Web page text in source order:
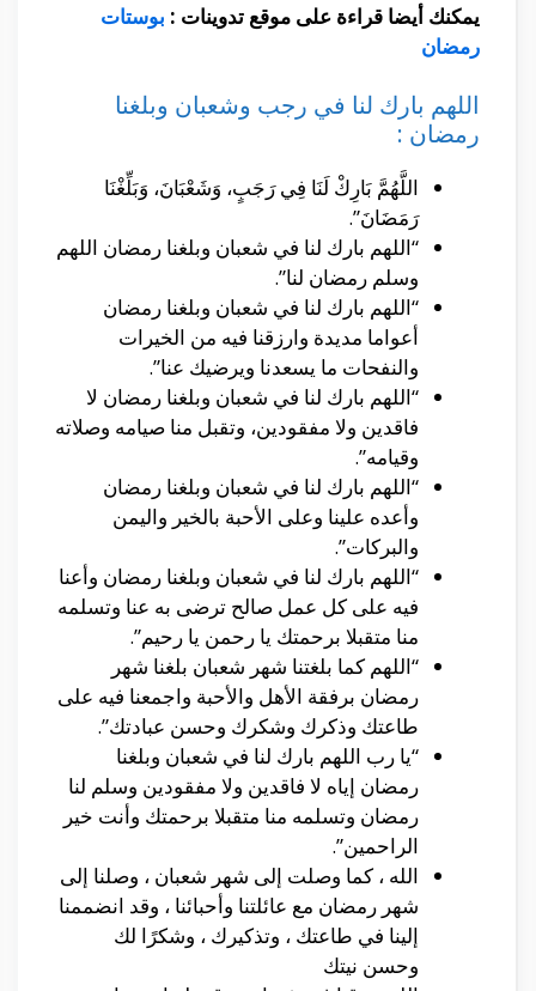
يمكنك أيضا قراءة على موقع تدوينات : بوستات
رمضان
اللهم بارك لنا في رجب وشعبان وبلغنا
رمضان :
اللَّهُمَّ بَارِكْ لَنَا فِي رَجَبٍ، وَشَعْبَانَ، وَبَلِّغْنَا
رَمَضَانَ”.
“اللهم بارك لنا في شعبان وبلغنا رمضان اللهم
وسلم رمضان لنا”.
“اللهم بارك لنا في شعبان وبلغنا رمضان
أعواما مديدة وارزقنا فيه من الخيرات
والنفحات ما يسعدنا ويرضيك عنا”.
“اللهم بارك لنا في شعبان وبلغنا رمضان لا
فاقدين ولا مفقودين، وتقبل منا صيامه وصلاته
وقيامه”.
“اللهم بارك لنا في شعبان وبلغنا رمضان
وأعده علينا وعلى الأحبة بالخير واليمن
والبركات”.
“اللهم بارك لنا في شعبان وبلغنا رمضان وأعنا
فيه على كل عمل صالح ترضى به عنا وتسلمه
منا متقبلا برحمتك يا رحمن يا رحيم”.
“اللهم كما بلغتنا شهر شعبان بلغنا شهر
رمضان برفقة الأهل والأحبة واجمعنا فيه على
طاعتك وذكرك وشكرك وحسن عبادتك”.
“يا رب اللهم بارك لنا في شعبان وبلغنا
رمضان إياه لا فاقدين ولا مفقودين وسلم لنا
رمضان وتسلمه منا متقبلا برحمتك وأنت خير
الراحمين”.
الله ، كما وصلت إلى شهر شعبان ، وصلنا إلى
شهر رمضان مع عائلتنا وأحبائنا ، وقد انضممنا
إلينا في طاعتك ، وتذكيرك ، وشكرًا لك
وحسن نيتك